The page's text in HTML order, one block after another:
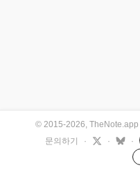
© 2015-2026, TheNote.app
문의하기
· · ·